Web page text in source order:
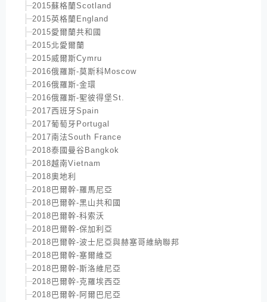
2015蘇格蘭Scotland
2015英格蘭England
2015愛爾蘭共和國
2015北愛爾蘭
2015威爾斯Cymru
2016俄羅斯-莫斯科Moscow
2016俄羅斯-金環
2016俄羅斯-聖彼得堡St.
2017西班牙Spain
2017葡萄牙Portugal
2017南法South France
2018泰國曼谷Bangkok
2018越南Vietnam
2018奧地利
2018巴爾幹-羅馬尼亞
2018巴爾幹-黑山共和國
2018巴爾幹-科索沃
2018巴爾幹-保加利亞
2018巴爾幹-波士尼亞與赫塞哥維納聯邦
2018巴爾幹-塞爾維亞
2018巴爾幹-斯洛維尼亞
2018巴爾幹-克羅埃西亞
2018巴爾幹-阿爾巴尼亞